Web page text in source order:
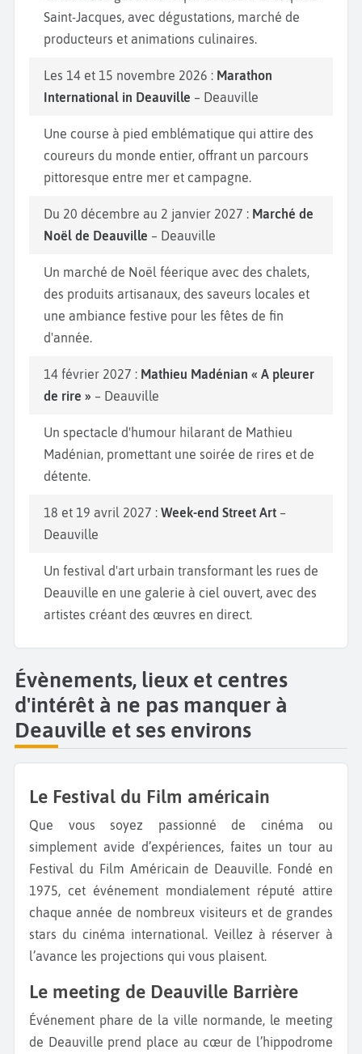
Saint-Jacques, avec dégustations, marché de
producteurs et animations culinaires.
Les 14 et 15 novembre 2026 : Marathon
International in Deauville – Deauville
Une course à pied emblématique qui attire des
coureurs du monde entier, offrant un parcours
pittoresque entre mer et campagne.
Du 20 décembre au 2 janvier 2027 : Marché de
Noël de Deauville – Deauville
Un marché de Noël féerique avec des chalets,
des produits artisanaux, des saveurs locales et
une ambiance festive pour les fêtes de fin
d'année.
14 février 2027 : Mathieu Madénian « A pleurer
de rire » – Deauville
Un spectacle d'humour hilarant de Mathieu
Madénian, promettant une soirée de rires et de
détente.
18 et 19 avril 2027 : Week-end Street Art –
Deauville
Un festival d'art urbain transformant les rues de
Deauville en une galerie à ciel ouvert, avec des
artistes créant des œuvres en direct.
Évènements, lieux et centres
d'intérêt à ne pas manquer à
Deauville et ses environs
Le Festival du Film américain
Que vous soyez passionné de cinéma ou
simplement avide d’expériences, faites un tour au
Festival du Film Américain de Deauville. Fondé en
1975, cet événement mondialement réputé attire
chaque année de nombreux visiteurs et de grandes
stars du cinéma international. Veillez à réserver à
l’avance les projections qui vous plaisent.
Le meeting de Deauville Barrière
Événement phare de la ville normande, le meeting
de Deauville prend place au cœur de l’hippodrome